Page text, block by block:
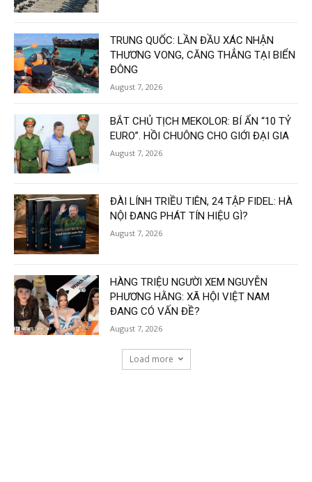
TRUNG QUỐC: LẦN ĐẦU XÁC NHẬN
THƯƠNG VONG, CĂNG THẲNG TẠI BIỂN
ĐÔNG
August 7, 2026
BẮT CHỦ TỊCH MEKOLOR: BÍ ẨN “10 TỶ
EURO”. HỒI CHUÔNG CHO GIỚI ĐẠI GIA
August 7, 2026
ĐÀI LÍNH TRIỀU TIÊN, 24 TẬP FIDEL: HÀ
NỘI ĐANG PHÁT TÍN HIỆU GÌ?
August 7, 2026
HÀNG TRIỆU NGƯỜI XEM NGUYỄN
PHƯƠNG HẰNG: XÃ HỘI VIỆT NAM
ĐANG CÓ VẤN ĐỀ?
August 7, 2026
Load more